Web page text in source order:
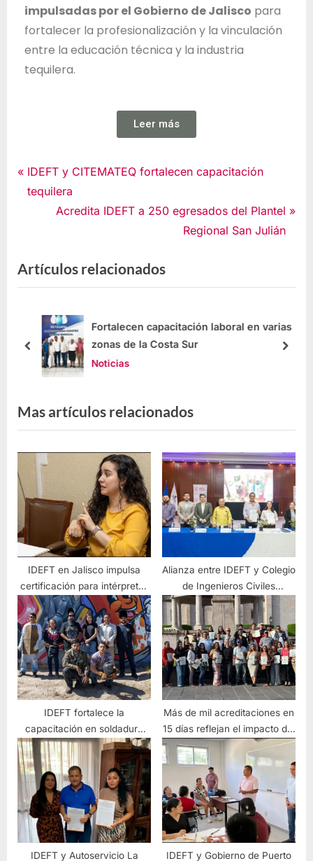
impulsadas por el Gobierno de Jalisco para
fortalecer la profesionalización y la vinculación
entre la educación técnica y la industria
tequilera.
Leer más
Noticias
IDEFT y CITEMATEQ fortalecen capacitación
tequilera
Acredita IDEFT a 250 egresados del Plantel
Regional San Julián
Artículos relacionados
Fortalecen capacitación laboral en varias
zonas de la Costa Sur
Noticias
Mas artículos relacionados
IDEFT en Jalisco impulsa
certificación para intérpretes
de Lengua de Señas
Mexicana
Alianza entre IDEFT y Colegio
de Ingenieros Civiles
fortalece el sector de la
construcción
IDEFT fortalece la
capacitación en soldadura
ante la demanda de 5 mil
especialistas en Jalisco
Más de mil acreditaciones en
15 días reflejan el impacto del
IDEFT en las regiones de
IDEFT y Autoservicio La IDEFT y Gobierno de Puerto